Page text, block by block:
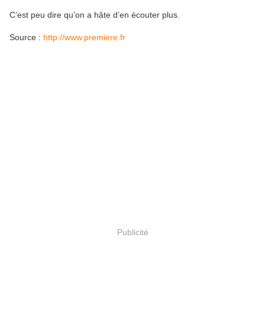
C’est peu dire qu’on a hâte d’en écouter plus.
Source : http://www.premiere.fr
Publicité